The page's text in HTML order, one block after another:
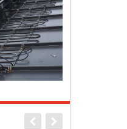
PATENTİ